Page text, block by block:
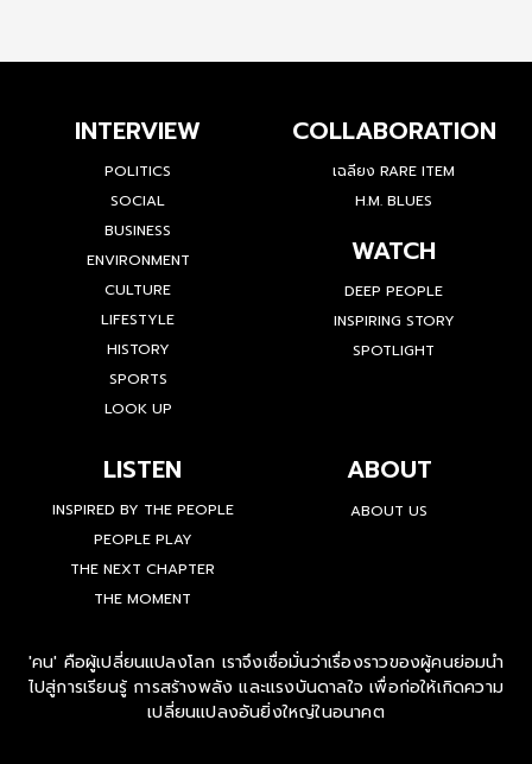
INTERVIEW
POLITICS
SOCIAL
BUSINESS
ENVIRONMENT
CULTURE
LIFESTYLE
HISTORY
SPORTS
LOOK UP
COLLABORATION
เฉลียง RARE ITEM
H.M. BLUES
WATCH
DEEP PEOPLE
INSPIRING STORY
SPOTLIGHT
LISTEN
INSPIRED BY THE PEOPLE
PEOPLE PLAY
THE NEXT CHAPTER
THE MOMENT
ABOUT
ABOUT US
'คน' คือผู้เปลี่ยนแปลงโลก เราจึงเชื่อมั่นว่าเรื่องราวของผู้คนย่อมนำ
ไปสู่การเรียนรู้ การสร้างพลัง และแรงบันดาลใจ เพื่อก่อให้เกิดความ
เปลี่ยนแปลงอันยิ่งใหญ่ในอนาคต